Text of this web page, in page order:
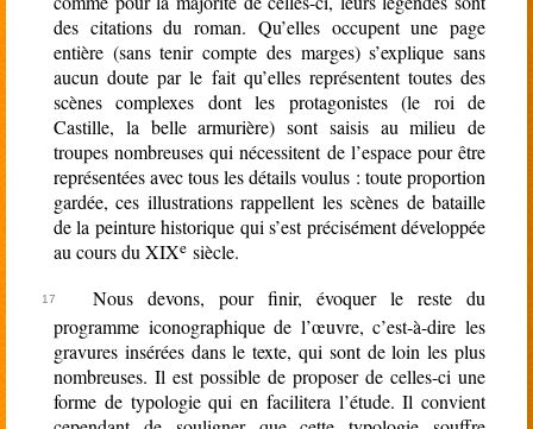
des citations du roman. Qu’elles occupent une page
entière (sans tenir compte des marges) s’explique sans
aucun doute par le fait qu’elles représentent toutes des
scènes complexes dont les protagonistes (le roi de
Castille, la belle armurière) sont saisis au milieu de
troupes nombreuses qui nécessitent de l’espace pour être
représentées avec tous les détails voulus : toute proportion
gardée, ces illustrations rappellent les scènes de bataille
de la peinture historique qui s’est précisément développée
au cours du XIXe siècle.
Nous devons, pour finir, évoquer le reste du
programme iconographique de l’œuvre, c’est-à-dire les
gravures insérées dans le texte, qui sont de loin les plus
nombreuses. Il est possible de proposer de celles-ci une
forme de typologie qui en facilitera l’étude. Il convient